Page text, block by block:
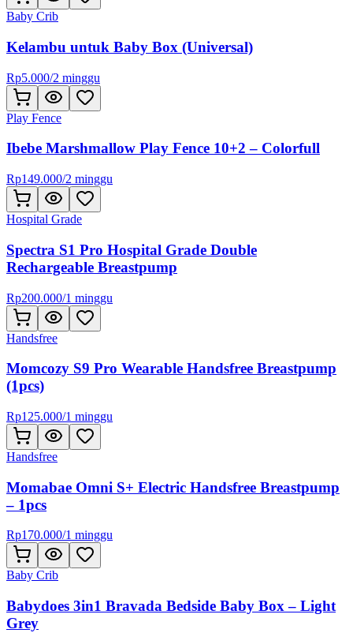
Baby Crib
Kelambu untuk Baby Box (Universal)
Rp5.000/2 minggu
Play Fence
Ibebe Marshmallow Play Fence 10+2 – Colorfull
Rp149.000/2 minggu
Hospital Grade
Spectra S1 Pro Hospital Grade Double
Rechargeable Breastpump
Rp200.000/1 minggu
Handsfree
Momcozy S9 Pro Wearable Handsfree Breastpump
(1pcs)
Rp125.000/1 minggu
Handsfree
Momabae Omni S+ Electric Handsfree Breastpump
– 1pcs
Rp170.000/1 minggu
Baby Crib
Babydoes 3in1 Bravada Bedside Baby Box – Light
Grey